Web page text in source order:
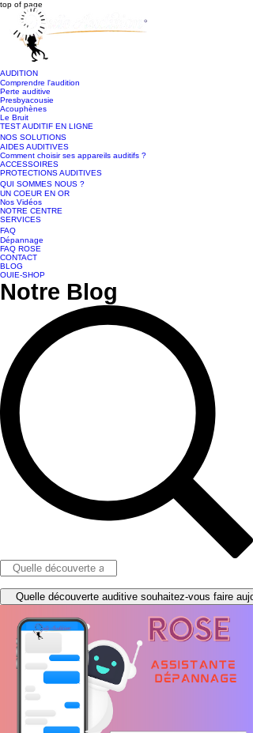
top of page
AUDITION
Comprendre l'audition
Perte auditive
Presbyacousie
Acouphènes
Le Bruit
TEST AUDITIF EN LIGNE
NOS SOLUTIONS
AIDES AUDITIVES
Comment choisir ses appareils auditifs ?
ACCESSOIRES
PROTECTIONS AUDITIVES
QUI SOMMES NOUS ?
UN COEUR EN OR
Nos Vidéos
NOTRE CENTRE
SERVICES
FAQ
Dépannage
FAQ ROSE
CONTACT
BLOG
OUIE-SHOP
Notre Blog